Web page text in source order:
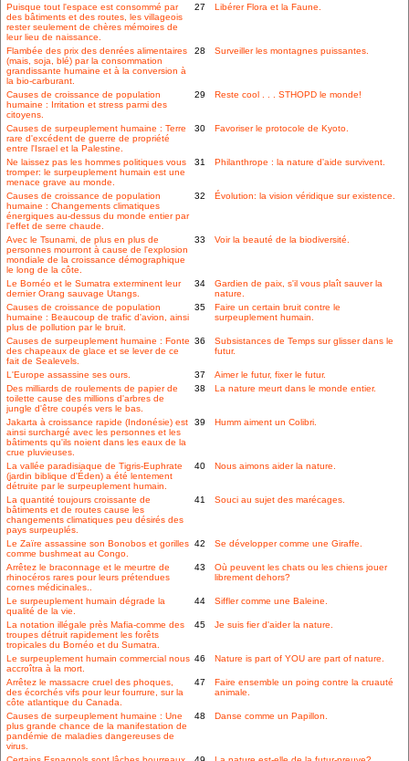
Puisque tout l'espace est consommé par
des bâtiments et des routes, les villageois
rester seulement de chères mémoires de
leur lieu de naissance.
27 Libérer Flora et la Faune.
Flambée des prix des denrées alimentaires
(mais, soja, blé) par la consommation
grandissante humaine et à la conversion à
la bio-carburant.
28 Surveiller les montagnes puissantes.
Causes de croissance de population
humaine : Irritation et stress parmi des
citoyens.
29 Reste cool . . . STHOPD le monde!
Causes de surpeuplement humaine : Terre
rare d'excédent de guerre de propriété
entre l'Israel et la Palestine.
30 Favoriser le protocole de Kyoto.
Ne laissez pas les hommes politiques vous
tromper: le surpeuplement humain est une
menace grave au monde.
31 Philanthrope : la nature d'aide survivent.
Causes de croissance de population
humaine : Changements climatiques
énergiques au-dessus du monde entier par
l'effet de serre chaude.
32 Évolution: la vision véridique sur existence.
Avec le Tsunami, de plus en plus de
personnes mourront à cause de l'explosion
mondiale de la croissance démographique
le long de la côte.
33 Voir la beauté de la biodiversité.
Le Bornéo et le Sumatra exterminent leur
dernier Orang sauvage Utangs.
34
Gardien de paix, s'il vous plaît sauver la
nature.
Causes de croissance de population
humaine : Beaucoup de trafic d'avion, ainsi
plus de pollution par le bruit.
35
Faire un certain bruit contre le
surpeuplement humain.
Causes de surpeuplement humaine : Fonte
des chapeaux de glace et se lever de ce
fait de Sealevels.
36
Subsistances de Temps sur glisser dans le
futur.
L'Europe assassine ses ours. 37
Aimer le futur, fixer le futur.
Des milliards de roulements de papier de
toilette cause des millions d'arbres de
jungle d'être coupés vers le bas.
38 La nature meurt dans le monde entier.
Jakarta à croissance rapide (Indonésie) est
ainsi surchargé avec les personnes et les
bâtiments qu'ils noient dans les eaux de la
crue pluvieuses.
39 Humm aiment un Colibri.
La vallée paradisiaque de Tigris-Euphrate
(jardin biblique d'Éden) a été lentement
détruite par le surpeuplement humain.
40 Nous aimons aider la nature.
La quantité toujours croissante de
bâtiments et de routes cause les
changements climatiques peu désirés des
pays surpeuplés.
41 Souci au sujet des marécages.
Le Zaïre assassine son Bonobos et gorilles
comme bushmeat au Congo.
42 Se développer comme une Giraffe.
Arrêtez le braconnage et le meurtre de
rhinocéros rares pour leurs prétendues
cornes médicinales..
43
Où peuvent les chats ou les chiens jouer
librement dehors?
Le surpeuplement humain dégrade la
qualité de la vie.
44 Siffler comme une Baleine.
La notation illégale près Mafia-comme des
troupes détruit rapidement les forêts
tropicales du Bornéo et du Sumatra.
45 Je suis fier d'aider la nature.
Le surpeuplement humain commercial nous
accroîtra à la mort.
46 Nature is part of YOU are part of nature.
Arrêtez le massacre cruel des phoques,
des écorchés vifs pour leur fourrure, sur la
côte atlantique du Canada.
47
Faire ensemble un poing contre la cruauté
animale.
Causes de surpeuplement humaine : Une
plus grande chance de la manifestation de
pandémie de maladies dangereuses de
virus.
48 Danse comme un Papillon.